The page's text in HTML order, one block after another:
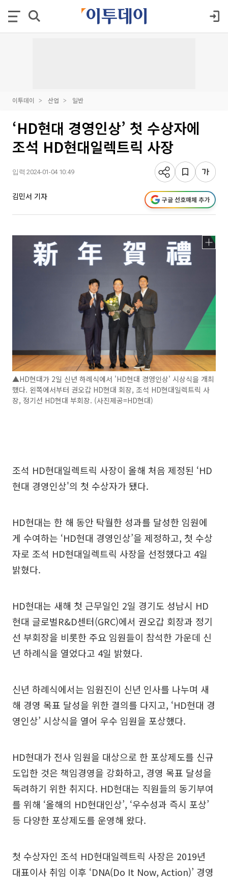
이투데이 산업 일반
‘HD현대 경영인상’ 첫 수상자에
조석 HD현대일렉트릭 사장
입력 2024-01-04 10:49
김민서 기자 구글 선호매체 추가
▲HD현대가 2일 신년 하례식에서 'HD현대 경영인상' 시상식을 개최
했다. 왼쪽에서부터 권오갑 HD현대 회장, 조석 HD현대일렉트릭 사
장, 정기선 HD현대 부회장. (사진제공=HD현대)
조석 HD현대일렉트릭 사장이 올해 처음 제정된 ‘HD
현대 경영인상'의 첫 수상자가 됐다.
HD현대는 한 해 동안 탁월한 성과를 달성한 임원에
게 수여하는 ‘HD현대 경영인상’을 제정하고, 첫 수상
자로 조석 HD현대일렉트릭 사장을 선정했다고 4일
밝혔다.
HD현대는 새해 첫 근무일인 2일 경기도 성남시 HD
현대 글로벌R&D센터(GRC)에서 권오갑 회장과 정기
선 부회장을 비롯한 주요 임원들이 참석한 가운데 신
년 하례식을 열었다고 4일 밝혔다.
신년 하례식에서는 임원진이 신년 인사를 나누며 새
해 경영 목표 달성을 위한 결의를 다지고, ‘HD현대 경
영인상’ 시상식을 열어 우수 임원을 포상했다.
HD현대가 전사 임원을 대상으로 한 포상제도를 신규
도입한 것은 책임경영을 강화하고, 경영 목표 달성을
독려하기 위한 취지다. HD현대는 직원들의 동기부여
를 위해 ‘올해의 HD현대인상’, ‘우수성과 즉시 포상’
등 다양한 포상제도를 운영해 왔다.
첫 수상자인 조석 HD현대일렉트릭 사장은 2019년
대표이사 취임 이후 ‘DNA(Do It Now, Action)’ 경영